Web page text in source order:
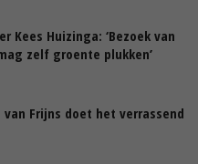
Kees Huizinga: ‘Bezoek van
zelf groente plukken’
Frijns doet het verrassend